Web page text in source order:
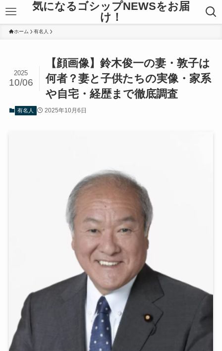
気になるゴシップNEWSをお届
け！
ホーム 有名人
【顔画像】鈴木俊一の妻・敦子は
何者？妻と子供たちの実像・家系
や自宅・経歴まで徹底調査
2025
10/06
有名人 2025年10月6日